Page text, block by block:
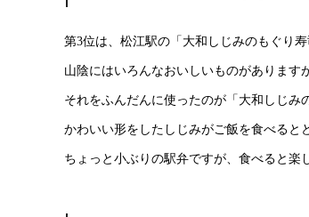
第3位は、松江駅の「大和しじみのもぐり寿
山陰にはいろんなおいしいものがあります
それをふんだんに使ったのが「大和しじみ
かわいい形をしたしじみがご飯を食べると
ちょっと小ぶりの駅弁ですが、食べると楽